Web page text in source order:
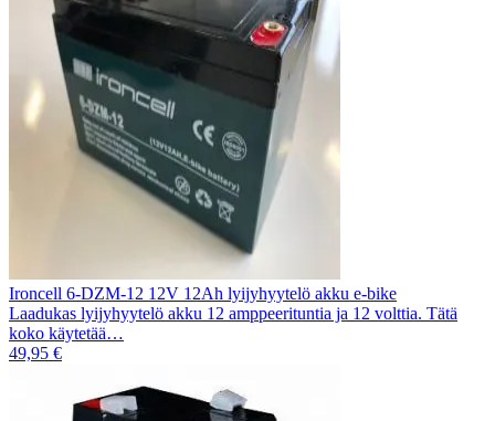
Ironcell 6-DZM-12 12V 12Ah lyijyhyytelö akku e-bike
Laadukas lyijyhyytelö akku 12 amppeerituntia ja 12 volttia. Tätä
koko käytetää…
49,95 €